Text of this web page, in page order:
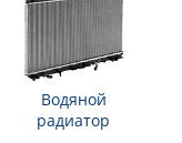
Водяной
радиатор